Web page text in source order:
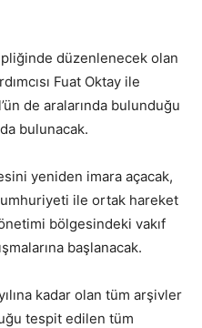
düzenlenecek olan
Fuat Oktay ile
de aralarında bulunduğu
bulunacak.
yeniden imara açacak,
ile ortak hareket
bölgesindeki vakıf
başlanacak.
kadar olan tüm arşivler
tespit edilen tüm